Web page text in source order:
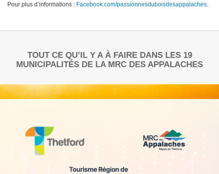
Pour plus d’informations : Facebook.com/passionnesduboisdesappalaches.
TOUT CE QU’IL Y A À FAIRE DANS LES 19
MUNICIPALITÉS DE LA MRC DES APPALACHES